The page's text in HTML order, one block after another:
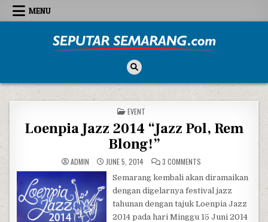
Skip to content
MENU
POSTED IN
EVENT
Loenpia Jazz 2014 “Jazz Pol, Rem
Blong!”
ADMIN JUNE 5, 2014 3 COMMENTSON LOENPIA JAZZ 2014
Semarang kembali akan diramaikan
dengan digelarnya festival jazz
tahunan dengan tajuk Loenpia Jazz
2014 pada hari Minggu 15 Juni 2014